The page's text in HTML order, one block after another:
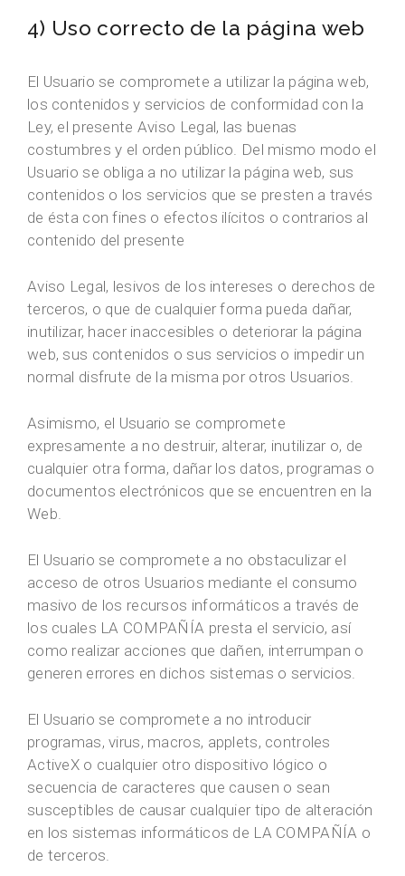
4) Uso correcto de la página web
El Usuario se compromete a utilizar la página web,
los contenidos y servicios de conformidad con la
Ley, el presente Aviso Legal, las buenas
costumbres y el orden público. Del mismo modo el
Usuario se obliga a no utilizar la página web, sus
contenidos o los servicios que se presten a través
de ésta con fines o efectos ilícitos o contrarios al
contenido del presente
Aviso Legal, lesivos de los intereses o derechos de
terceros, o que de cualquier forma pueda dañar,
inutilizar, hacer inaccesibles o deteriorar la página
web, sus contenidos o sus servicios o impedir un
normal disfrute de la misma por otros Usuarios.
Asimismo, el Usuario se compromete
expresamente a no destruir, alterar, inutilizar o, de
cualquier otra forma, dañar los datos, programas o
documentos electrónicos que se encuentren en la
Web.
El Usuario se compromete a no obstaculizar el
acceso de otros Usuarios mediante el consumo
masivo de los recursos informáticos a través de
los cuales LA COMPAÑÍA presta el servicio, así
como realizar acciones que dañen, interrumpan o
generen errores en dichos sistemas o servicios.
El Usuario se compromete a no introducir
programas, virus, macros, applets, controles
ActiveX o cualquier otro dispositivo lógico o
secuencia de caracteres que causen o sean
susceptibles de causar cualquier tipo de alteración
en los sistemas informáticos de LA COMPAÑÍA o
de terceros.